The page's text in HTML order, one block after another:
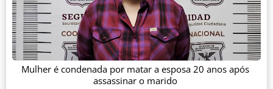
Mulher é condenada por matar a esposa 20 anos após
assassinar o marido